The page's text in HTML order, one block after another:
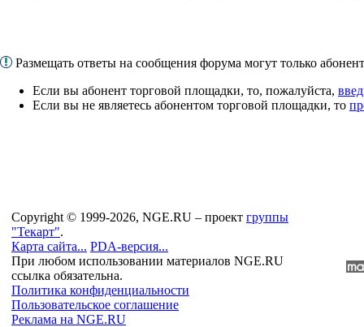
Размещать ответы на сообщения форума могут только
Если вы абонент торговой площадки, то, пожалуйста,
Если вы не являетесь абонентом торговой площадки, то
Copyright © 1999-2026, NGE.RU – проект группы
"Текарт".
Карта сайта... PDA-версия...
При любом использовании материалов NGE.RU
ссылка обязательна.
Политика конфиденциальности
Пользовательское соглашение
Реклама на NGE.RU